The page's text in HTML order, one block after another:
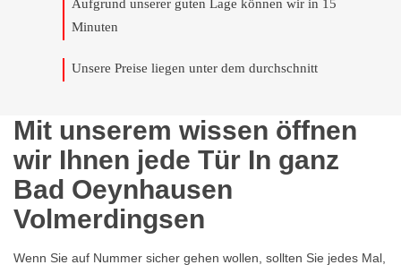
Aufgrund unserer guten Lage können wir in 15
Minuten
Unsere Preise liegen unter dem durchschnitt
Mit unserem wissen öffnen
wir Ihnen jede Tür In ganz
Bad Oeynhausen
Volmerdingsen
Wenn Sie auf Nummer sicher gehen wollen, sollten Sie jedes Mal,